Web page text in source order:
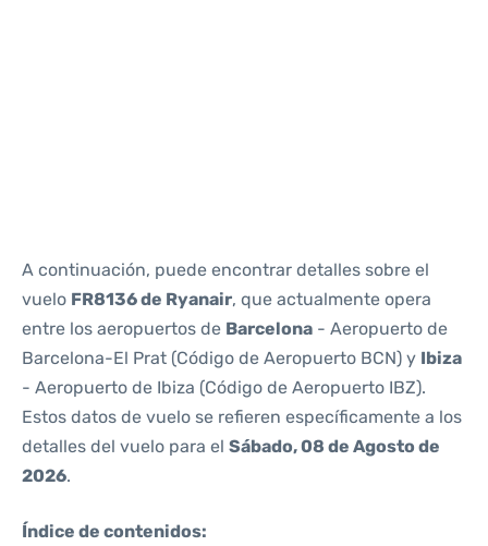
A continuación, puede encontrar detalles sobre el
vuelo FR8136 de Ryanair, que actualmente opera
entre los aeropuertos de Barcelona - Aeropuerto de
Barcelona-El Prat (Código de Aeropuerto BCN) y Ibiza
- Aeropuerto de Ibiza (Código de Aeropuerto IBZ).
Estos datos de vuelo se refieren específicamente a los
detalles del vuelo para el Sábado, 08 de Agosto de
2026.
Índice de contenidos: